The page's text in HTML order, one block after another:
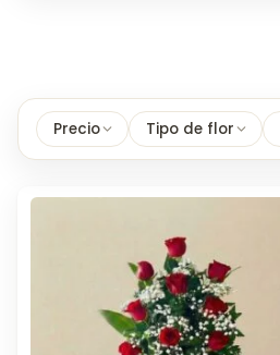
Precio Tipo de flor